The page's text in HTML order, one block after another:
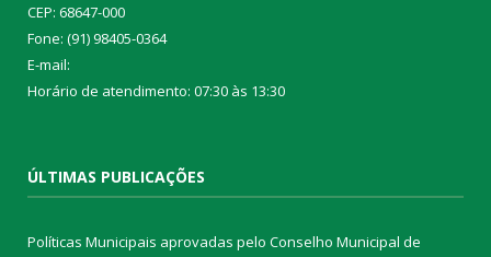
CEP: 68647-000
Fone: (91) 98405-0364
E-mail:
Horário de atendimento: 07:30 às 13:30
ÚLTIMAS PUBLICAÇÕES
Políticas Municipais aprovadas pelo Conselho Municipal de